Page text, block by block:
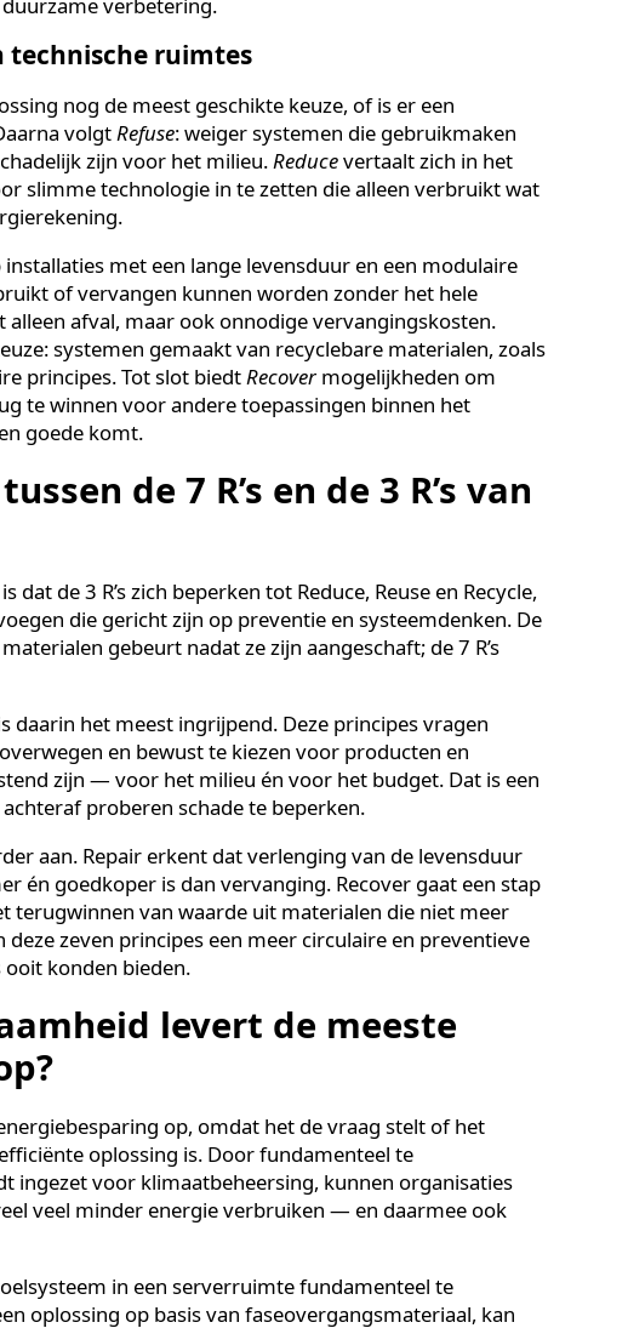
toe op technische
bedrijfsruimtes door per principe te evalueren hoe
ingezet. Denk aan serverruimtes, MCC-ruimtes en
essentieel is. Juist hier liggen grote kansen voor
en duurzame verbetering.
in technische ruimtes
nog de meest geschikte keuze, of is er een
Daarna volgtRefuse : weiger systemen die gebruikmaken
schadelijk zijn voor het milieu.Reducevertaalt zich in het
door slimme technologie in te zetten die alleen verbruikt wat
op installaties met een lange levensduur en een modulaire
of vervangen kunnen worden zonder het hele
systemen gemaakt van recyclebare materialen, zoals
principes. Tot slot biedtRecovermogelijkheden om
terug te winnen voor andere toepassingen binnen het
ten goede komt.
tussen de 7 R’s en de 3 R’s van
R’s is dat de 3 R’s zich beperken tot Reduce, Reuse en Recycle,
toevoegen die gericht zijn op preventie en systeemdenken. De
materialen gebeurt nadat ze zijn aangeschaft; de 7 R’s
is daarin het meest ingrijpend. Deze principes vragen
heroverwegen en bewust te kiezen voor producten en
zijn — voor het milieu én voor het budget. Dat is een
dan achteraf proberen schade te beperken.
verder aan. Repair erkent dat verlenging van de levensduur
én goedkoper is dan vervanging. Recover gaat een stap
het terugwinnen van waarde uit materialen die niet meer
deze zeven principes een meer circulaire en preventieve